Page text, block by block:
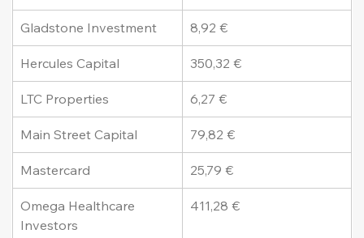
Gladstone Investment 8,92 €
Hercules Capital 350,32 €
LTC Properties 6,27 €
Main Street Capital 79,82 €
Mastercard 25,79 €
Omega Healthcare
Investors
411,28 €